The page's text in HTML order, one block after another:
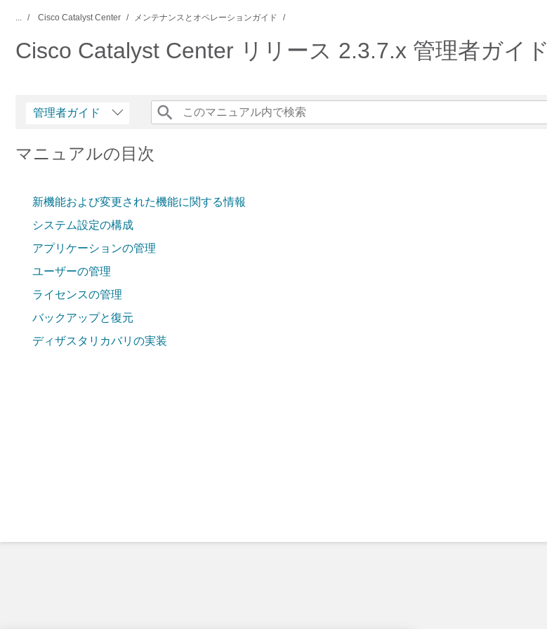
... Cisco Catalyst Center メンテナンスとオペレーションガイド
Cisco Catalyst Center リリース 2.3.7.x 管理者ガイド
管理者ガイド
マニュアルの目次
新機能および変更された機能に関する情報
システム設定の構成
アプリケーションの管理
ユーザーの管理
ライセンスの管理
バックアップと復元
ディザスタリカバリの実装